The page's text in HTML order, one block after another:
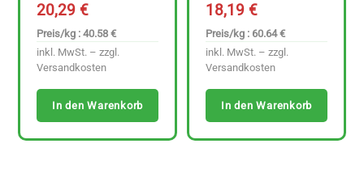
20,29€
Preis/kg : 40.58 €
inkl. MwSt. – zzgl.
Versandkosten
In den Warenkorb
18,19€
Preis/kg : 60.64 €
inkl. MwSt. – zzgl.
Versandkosten
In den Warenkorb